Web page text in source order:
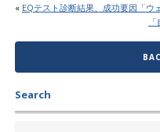
« EQテスト診断結果、成功要因「
Search